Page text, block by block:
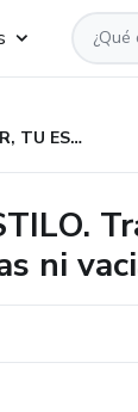
TU ALQUILER, TU ESTILO. Transforma tu piso en un hogar con alma sin romper reglas ni vaciar tu bolsillo.
ni